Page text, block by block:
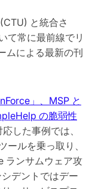
と統合さ
て常に最前線でリ
ムによる最新の刊
」、MSP と
の脆弱性
した事例では、
ールを乗っ取り、
ランサムウェア攻
デントではデー